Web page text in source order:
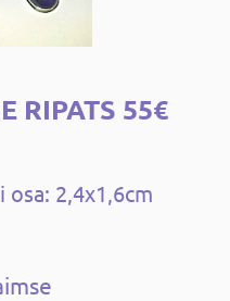
RIPATS 55€
2,4x1,6cm